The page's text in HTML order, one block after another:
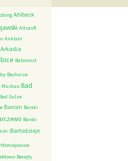
Ahlbeck
Altranft
Anklam
Arkadia
Babimost
Bachorze
Muskau Bad
Bad Sulze
Bansin Baraki
Bardo
Bartodzieje
Becejły